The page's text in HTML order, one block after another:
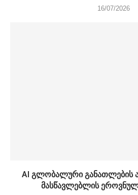
16/07/2026
AI გლობალური განათლების
მასწავლებლის ეროვნულ